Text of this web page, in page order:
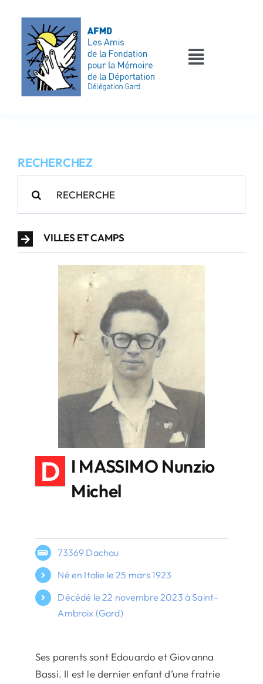
contenu
Toggle
AFMD 30
Les victimes
RECHERCHEZ
VILLES ET CAMPS
D I MASSIMO Nunzio
Michel
73369 Dachau
Né en Italie le 25 mars 1923
Décédé le 22 novembre 2023 à Saint-
Ambroix (Gard)
Ses parents sont Edouardo et Giovanna
Bassi. Il est le dernier enfant d’une fratrie